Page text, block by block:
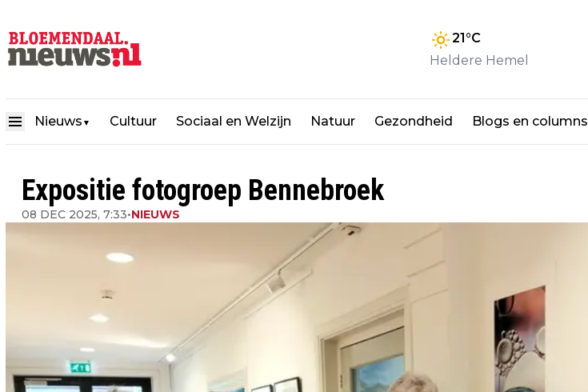
21°C
Heldere Hemel
Nieuws ▼ Cultuur Sociaal en Welzijn Natuur Gezondheid Blogs en columns
Expositie fotogroep Bennebroek
08 DEC 2025, 7:33•NIEUWS